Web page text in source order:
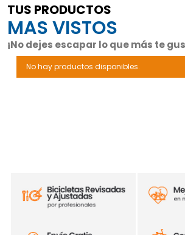
TUS PRODUCTOS
MAS VISTOS
¡No dejes escapar lo que más te
No hay productos disponibles.